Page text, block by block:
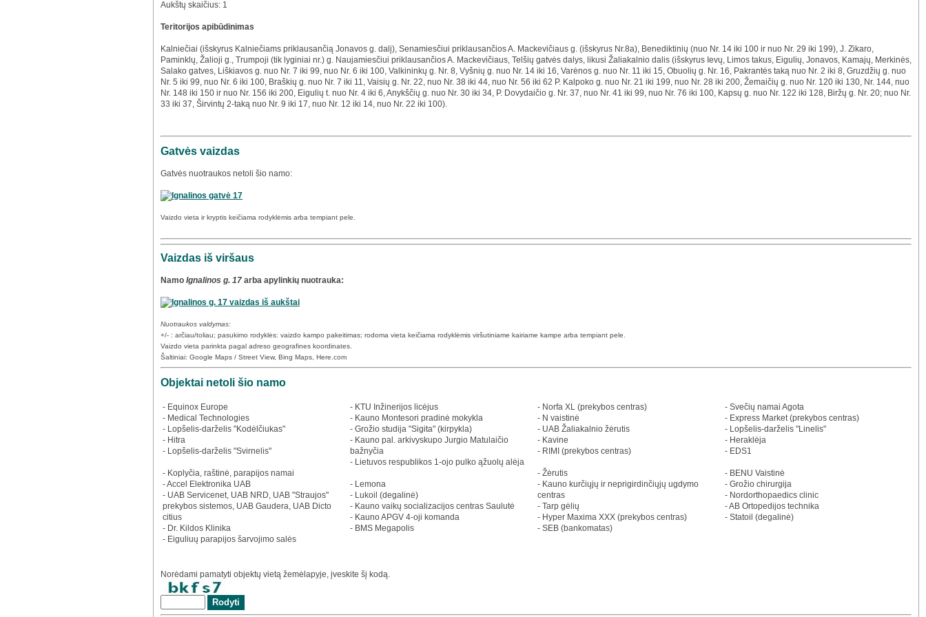
Aukštų skaičius: 1
Teritorijos apibūdinimas
Kalniečiai (išskyrus Kalniečiams priklausančią Jonavos g. dalį), Senamiesčiui priklausančios A. Mackevičiaus g. (išskyrus Nr.8a), Benediktinių (nuo Nr. 14 iki 100 ir nuo Nr. 29 iki 199), J. Zikaro,
Paminklų, Žalioji g., Trumpoji (tik lyginiai nr.) g. Naujamiesčiui priklausančios A. Mackevičiaus, Telšių gatvės dalys, likusi Žaliakalnio dalis (išskyrus Ievų, Limos takus, Eigulių, Jonavos, Kamajų, Merkinės,
Salako gatves, Liškiavos g. nuo Nr. 7 iki 99, nuo Nr. 6 iki 100, Valkininkų g. Nr. 8, Vyšnių g. nuo Nr. 14 iki 16, Varėnos g. nuo Nr. 11 iki 15, Obuolių g. Nr. 16, Pakrantės taką nuo Nr. 2 iki 8, Gruzdžių g. nuo
Nr. 5 iki 99, nuo Nr. 6 iki 100, Braškių g. nuo Nr. 7 iki 11, Vaisių g. Nr. 22, nuo Nr. 38 iki 44, nuo Nr. 56 iki 62 P. Kalpoko g. nuo Nr. 21 iki 199, nuo Nr. 28 iki 200, Žemaičių g. nuo Nr. 120 iki 130, Nr. 144, nuo
Nr. 148 iki 150 ir nuo Nr. 156 iki 200, Eigulių t. nuo Nr. 4 iki 6, Anykščių g. nuo Nr. 30 iki 34, P. Dovydaičio g. Nr. 37, nuo Nr. 41 iki 99, nuo Nr. 76 iki 100, Kapsų g. nuo Nr. 122 iki 128, Biržų g. Nr. 20; nuo Nr.
33 iki 37, Širvintų 2-taką nuo Nr. 9 iki 17, nuo Nr. 12 iki 14, nuo Nr. 22 iki 100).
Gatvės vaizdas
Gatvės nuotraukos netoli šio namo:
Vaizdo vieta ir kryptis keičiama rodyklėmis arba tempiant pele.
Vaizdas iš viršaus
Namo Ignalinos g. 17 arba apylinkių nuotrauka:
Nuotraukos valdymas:
+/- : arčiau/toliau; pasukimo rodyklės: vaizdo kampo pakeitimas; rodoma vieta keičiama rodyklėmis viršutiniame kairiame kampe arba tempiant pele.
Vaizdo vieta parinkta pagal adreso geografines koordinates.
Šaltiniai: Google Maps / Street View, Bing Maps, Here.com
Objektai netoli šio namo
- Equinox Europe
- Medical Technologies
- Lopšelis-darželis "Kodėlčiukas"
- Hitra
- Lopšelis-darželis "Svirnelis"
- Koplyčia, raštinė, parapijos namai
- Accel Elektronika UAB
- UAB Servicenet, UAB NRD, UAB "Straujos"
prekybos sistemos, UAB Gaudera, UAB Dicto
citius
- Dr. Kildos Klinika
- Eiguliuų parapijos šarvojimo salės
- KTU Inžinerijos licėjus
- Kauno Montesori pradinė mokykla
- Grožio studija "Sigita" (kirpykla)
- Kauno pal. arkivyskupo Jurgio Matulaičio
bažnyčia
- Lietuvos respublikos 1-ojo pulko ąžuolų alėja
- Lemona
- Lukoil (degalinė)
- Kauno vaikų socializacijos centras Saulutė
- Kauno APGV 4-oji komanda
- BMS Megapolis
- Norfa XL (prekybos centras)
- N vaistinė
- UAB Žaliakalnio žėrutis
- Kavine
- RIMI (prekybos centras)
- Žėrutis
- Kauno kurčiųjų ir neprigirdinčiųjų ugdymo
centras
- Tarp gėlių
- Hyper Maxima XXX (prekybos centras)
- SEB (bankomatas)
- Svečių namai Agota
- Express Market (prekybos centras)
- Lopšelis-darželis "Linelis"
- Heraklėja
- EDS1
- BENU Vaistinė
- Grožio chirurgija
- Nordorthopaedics clinic
- AB Ortopedijos technika
- Statoil (degalinė)
Norėdami pamatyti objektų vietą žemėlapyje, įveskite šį kodą.